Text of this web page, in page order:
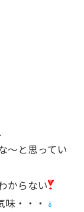
〜と思ってい
からない
・・・